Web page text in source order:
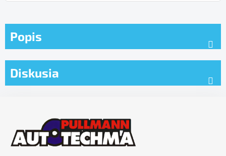
Popis
Diskusia